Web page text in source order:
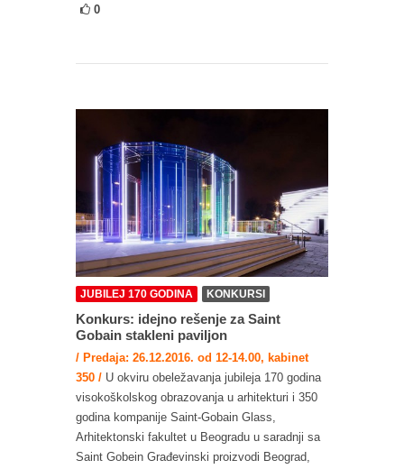
0
JUBILEJ 170 GODINA KONKURSI
Konkurs: idejno rešenje za Saint
Gobain stakleni paviljon
/ Predaja: 26.12.2016. od 12-14.00, kabinet
350 / U okviru obeležavanja jubileja 170 godina
visokoškolskog obrazovanja u arhitekturi i 350
godina kompanije Saint-Gobain Glass,
Arhitektonski fakultet u Beogradu u saradnji sa
Saint Gobein Građevinski proizvodi Beograd,